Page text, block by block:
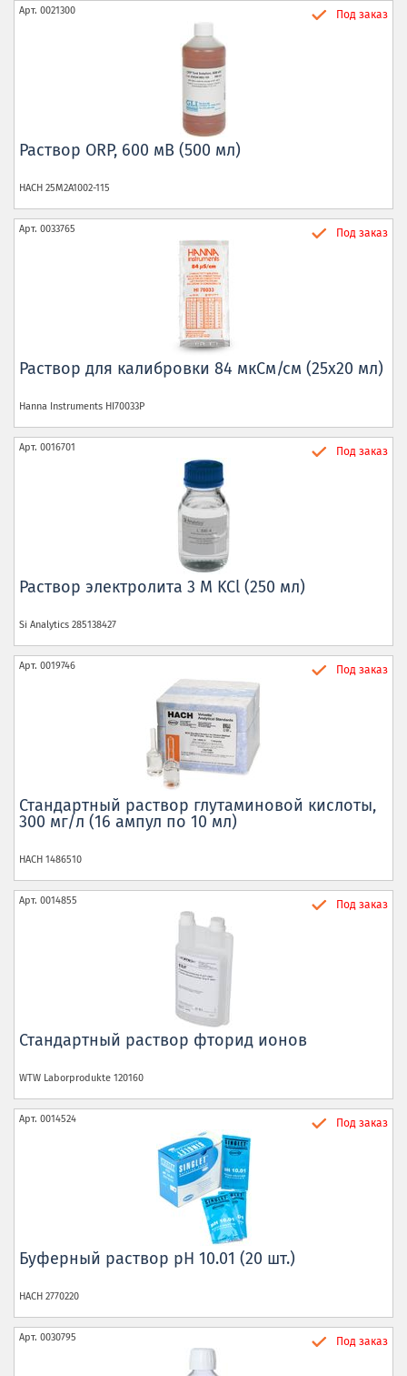
Арт. 0021300 Под заказ
Раствор ORP, 600 мВ (500 мл)
HACH 25M2A1002-115
Арт. 0033765 Под заказ
Раствор для калибровки 84 мкСм/см (25х20 мл)
Hanna Instruments HI70033Р
Арт. 0016701 Под заказ
Раствор электролита 3 М KCl (250 мл)
Si Analytics 285138427
Арт. 0019746 Под заказ
Стандартный раствор глутаминовой кислоты,
300 мг/л (16 ампул по 10 мл)
HACH 1486510
Арт. 0014855 Под заказ
Стандартный раствор фторид ионов
WTW Laborprodukte 120160
Арт. 0014524 Под заказ
Буферный раствор pH 10.01 (20 шт.)
HACH 2770220
Арт. 0030795 Под заказ